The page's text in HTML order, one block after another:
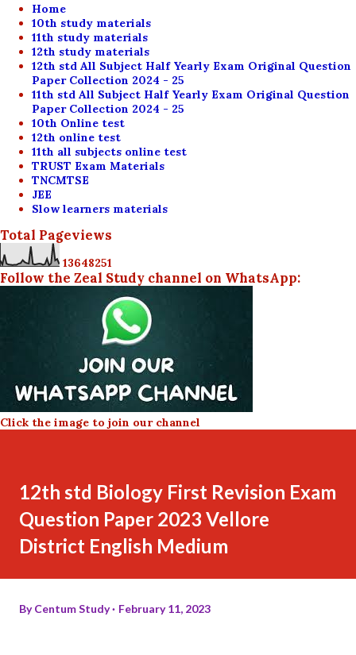
Home
10th study materials
11th study materials
12th study materials
12th std All Subject Half Yearly Exam Original Question
Paper Collection 2024 - 25
11th std All Subject Half Yearly Exam Original Question
Paper Collection 2024 - 25
10th Online test
12th online test
11th all subjects online test
TRUST Exam Materials
TNCMTSE
JEE
Slow learners materials
Total Pageviews
13648251
Follow the Zeal Study channel on WhatsApp:
Click the image to join our channel
12th std Biology First Revision Exam
Question Paper 2023 Vellore
District English Medium
ByCentum Study February 11, 2023